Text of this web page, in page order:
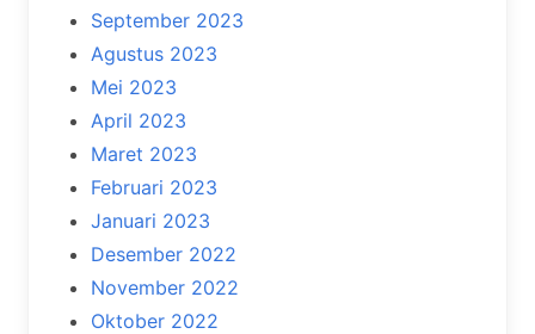
September 2023
Agustus 2023
Mei 2023
April 2023
Maret 2023
Februari 2023
Januari 2023
Desember 2022
November 2022
Oktober 2022